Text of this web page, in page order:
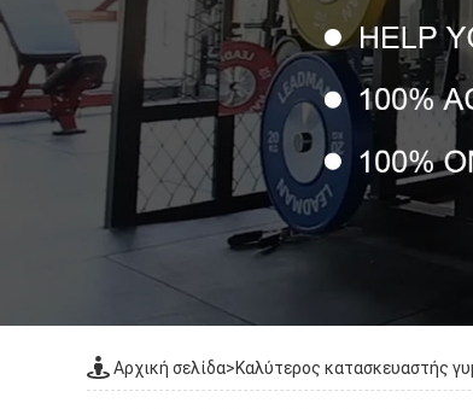
Αρχική σελίδα>Καλύτερος κατασκευαστής